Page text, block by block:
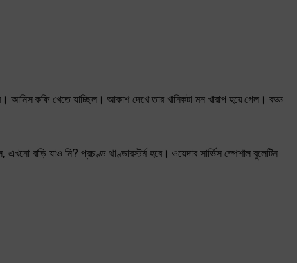
কফি খেতে যাচ্ছিল। আকাশ দেখে তার খানিকটা মন খারাপ হয়ে গেল। বড্ড
বাড়ি যাও নি? প্রচণ্ড থাণ্ডারস্টর্ম হবে। ওয়েদার সার্ভিস স্পেশাল বুলেটিন